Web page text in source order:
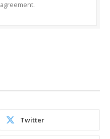
agreement.
Twitter